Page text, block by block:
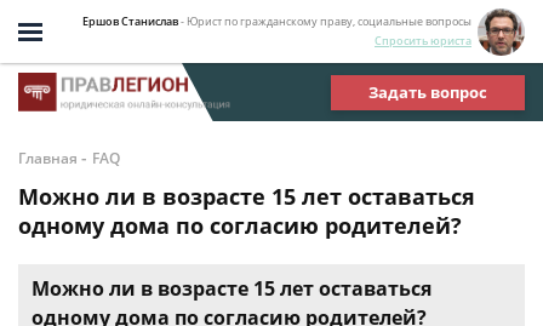
Ершов Станислав- Юрист по гражданскому праву, социальные вопросы
Спросить юриста
Задать вопрос
Главная - FAQ
Можно ли в возрасте 15 лет оставаться
одному дома по согласию родителей?
Можно ли в возрасте 15 лет оставаться
одному дома по согласию родителей?